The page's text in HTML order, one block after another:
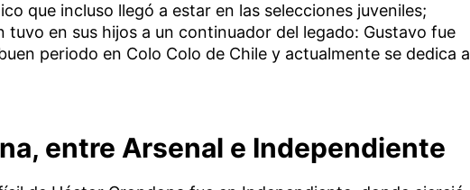
que incluso llegó a estar en las selecciones juveniles;
tuvo en sus hijos a un continuador del legado: Gustavo fue
periodo en Colo Colo de Chile y actualmente se dedica a
entre Arsenal e Independiente